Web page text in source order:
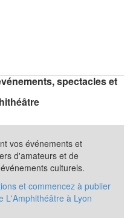
spectacles et
vos événements et
d'amateurs et de
culturels.
et commencez à publier
L'Amphithéâtre à Lyon